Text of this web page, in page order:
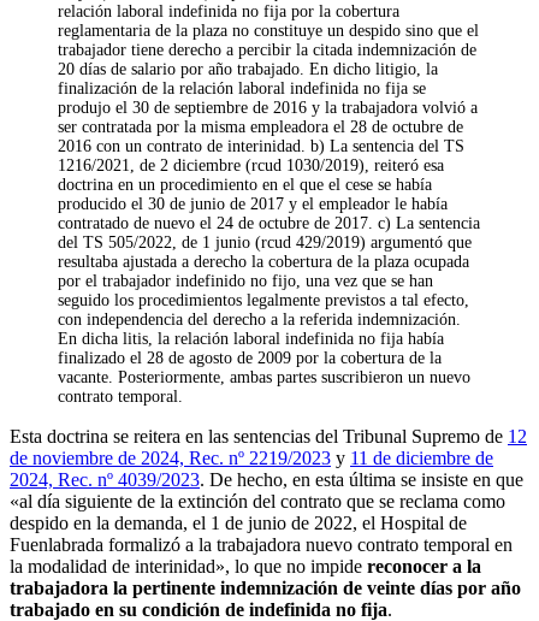
relación laboral indefinida no fija por la cobertura
reglamentaria de la plaza no constituye un despido sino que el
trabajador tiene derecho a percibir la citada indemnización de
20 días de salario por año trabajado. En dicho litigio, la
finalización de la relación laboral indefinida no fija se
produjo el 30 de septiembre de 2016 y la trabajadora volvió a
ser contratada por la misma empleadora el 28 de octubre de
2016 con un contrato de interinidad. b) La sentencia del TS
1216/2021, de 2 diciembre (rcud 1030/2019), reiteró esa
doctrina en un procedimiento en el que el cese se había
producido el 30 de junio de 2017 y el empleador le había
contratado de nuevo el 24 de octubre de 2017. c) La sentencia
del TS 505/2022, de 1 junio (rcud 429/2019) argumentó que
resultaba ajustada a derecho la cobertura de la plaza ocupada
por el trabajador indefinido no fijo, una vez que se han
seguido los procedimientos legalmente previstos a tal efecto,
con independencia del derecho a la referida indemnización.
En dicha litis, la relación laboral indefinida no fija había
finalizado el 28 de agosto de 2009 por la cobertura de la
vacante. Posteriormente, ambas partes suscribieron un nuevo
contrato temporal.
Esta doctrina se reitera en las sentencias del Tribunal Supremo de 12
de noviembre de 2024, Rec. nº 2219/2023 y 11 de diciembre de
2024, Rec. nº 4039/2023. De hecho, en esta última se insiste en que
«al día siguiente de la extinción del contrato que se reclama como
despido en la demanda, el 1 de junio de 2022, el Hospital de
Fuenlabrada formalizó a la trabajadora nuevo contrato temporal en
la modalidad de interinidad», lo que no impide reconocer a la
trabajadora la pertinente indemnización de veinte días por año
trabajado en su condición de indefinida no fija.